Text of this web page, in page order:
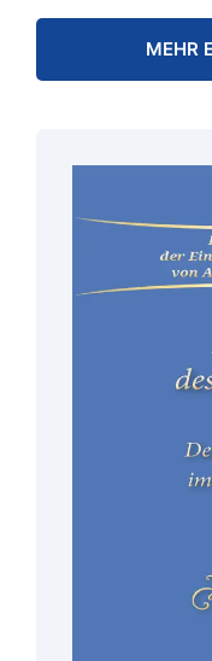
MEHR